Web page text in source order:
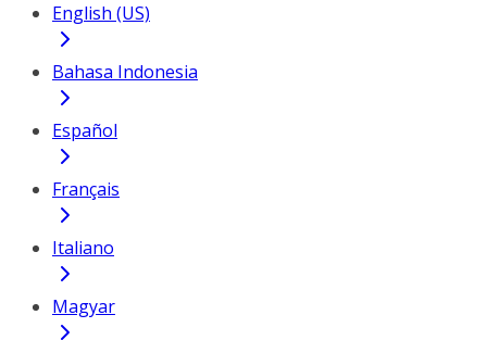
English (US)
Bahasa Indonesia
Español
Français
Italiano
Magyar